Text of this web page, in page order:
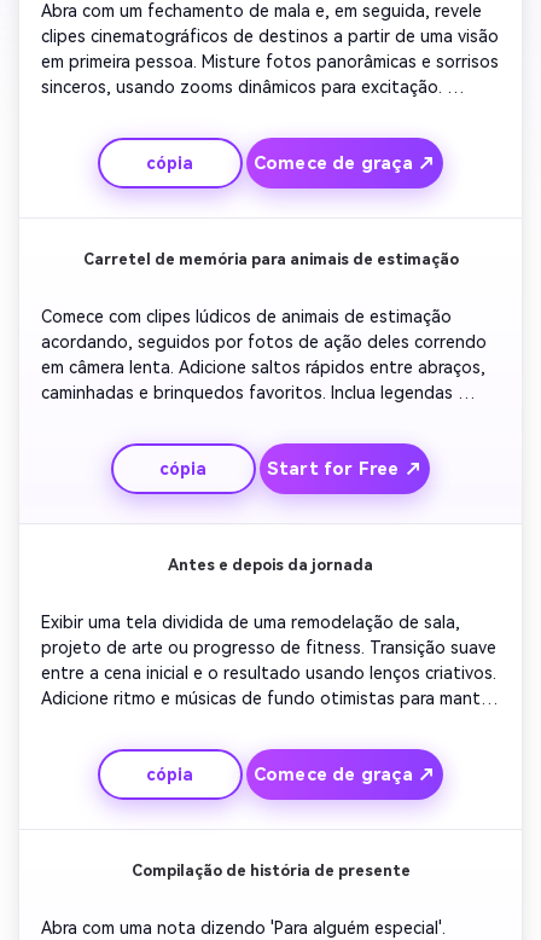
Abra com um fechamento de mala e, em seguida, revele
clipes cinematográficos de destinos a partir de uma visão
em primeira pessoa. Misture fotos panorâmicas e sorrisos
sinceros, usando zooms dinâmicos para excitação.
Termine com uma foto de reflexão do pôr do sol e um
cartão de título que diz 'Journey Worth Remembering'
para uma história de viagem coesa do álbum de recortes.
cópia Comece de graça ↗
Carretel de memória para animais de estimação
Comece com clipes lúdicos de animais de estimação
acordando, seguidos por fotos de ação deles correndo
em câmera lenta. Adicione saltos rápidos entre abraços,
caminhadas e brinquedos favoritos. Inclua legendas
com texto suave que diz 'melhor amigo para sempre' para
capturar emoção e charme.
cópia Start for Free ↗
Antes e depois da jornada
Exibir uma tela dividida de uma remodelação de sala,
projeto de arte ou progresso de fitness. Transição suave
entre a cena inicial e o resultado usando lenços criativos.
Adicione ritmo e músicas de fundo otimistas para manter
motivacional que lembra o poder do crescimento e da
criatividade.
cópia Comece de graça ↗
Compilação de história de presente
Abra com uma nota dizendo 'Para alguém especial'.